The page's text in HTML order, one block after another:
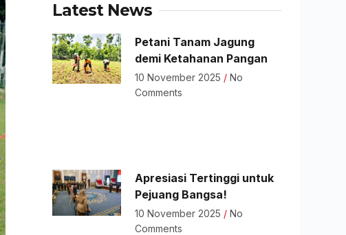
Latest News
Petani Tanam Jagung
demi Ketahanan Pangan
10 November 2025
No
Comments
Apresiasi Tertinggi untuk
Pejuang Bangsa!
10 November 2025
No
Comments